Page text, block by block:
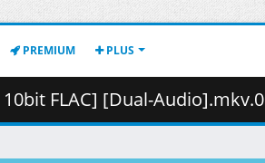
PREMIUM PLUS
FLAC] [Dual-Audio].mkv.003 (